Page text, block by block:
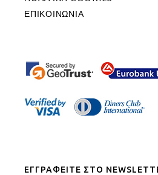
ΕΠΙΚΟΙΝΩΝΙΑ
ΕΓΓΡΑΦΕΙΤΕ ΣΤΟ